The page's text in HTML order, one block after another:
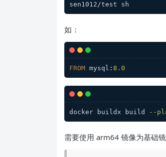
sen1012/test sh
如：
FROM mysql: 8.0
docker buildx build --
需要使用 arm64 镜像为基础